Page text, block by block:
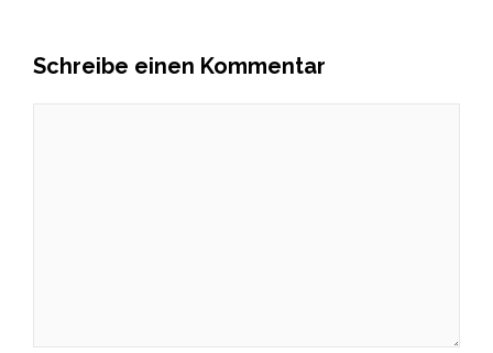
Schreibe einen Kommentar